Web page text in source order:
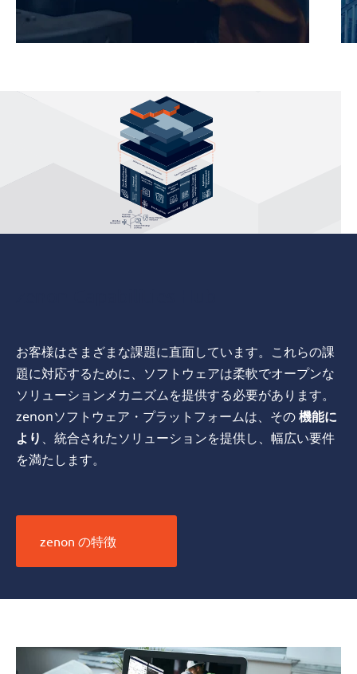
お客様はさまざまな課題に直面しています。これらの課
題に対応するために、ソフトウェアは柔軟でオープンな
ソリューションメカニズムを提供する必要があります。
zenonソフトウェア・プラットフォームは、その機能に
より 、統合されたソリューションを提供し、幅広い要件
を満たします。
zenon の特徴